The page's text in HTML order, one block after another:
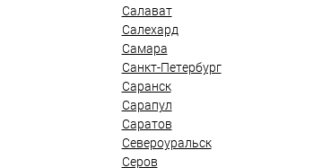
Салават
Салехард
Самара
Санкт-Петербург
Саранск
Сарапул
Саратов
Североуральск
Серов